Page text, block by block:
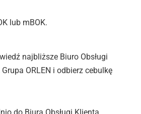
lub mBOK.
najbliższe Biuro Obsługi
Grupa ORLEN i odbierz cebulkę